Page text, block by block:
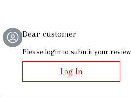
Dear customer
Please login to submit your review
Log In